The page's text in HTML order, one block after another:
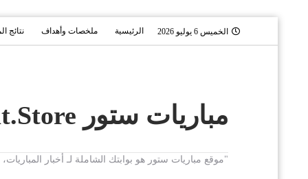
الخميس 6 يوليو 2026 الرئيسية ملخصات وأهداف نتائج
مباريات ستور Mobaryat.Store
"موقع مباريات ستور هو بوابتك الشاملة لـ أخبار